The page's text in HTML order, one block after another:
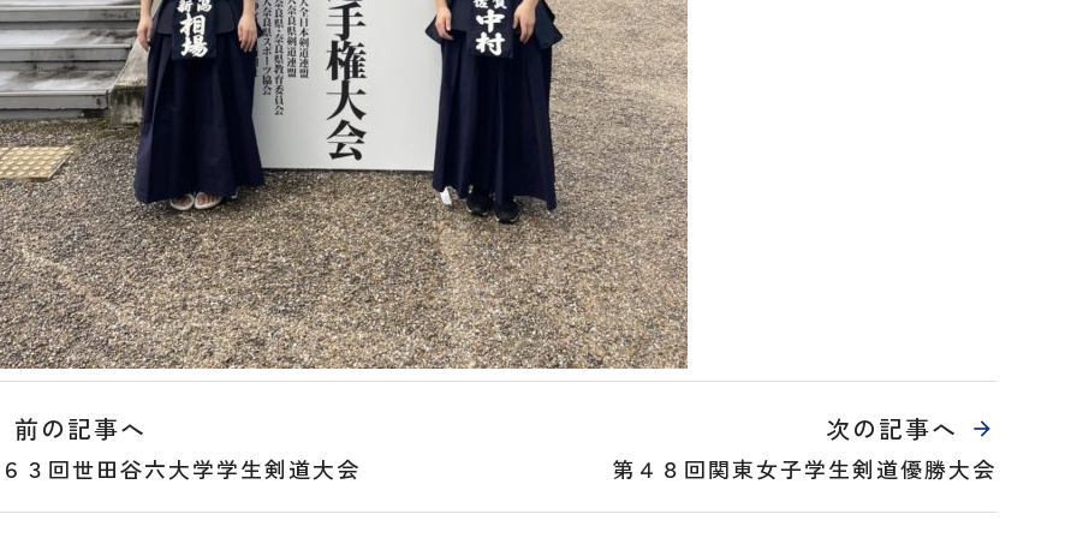
前の記事へ
３回世田谷六大学学生剣道大会
次の記事へ
第４８回関東女子学生剣道優勝大会